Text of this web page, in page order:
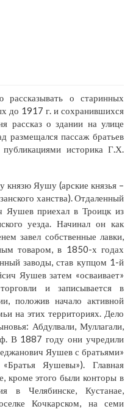
о старинных
до 1917 г. и сохранившихся
рассказ о здании на улице
размещался пассаж братьев
историка Г.Х.
князю Яушу (арские князья –
ханства). Отдаленный
Яушев приехал в Троицк из
уезда. Начинал он как
завел собственные лавки,
товаром, в 1850-х годах
заводы, став купцом 1-й
Яушев затем «осваивает»
торговли и записывается в
положив начало активной
на этих территориях. Дело
Абдулвали, Муллагали,
В 1887 году они учредили
Яушев с братьями»
Яушевы»). Главная
кроме этого были конторы в
в Челябинске, Кустанае,
Кочкарском, на семи